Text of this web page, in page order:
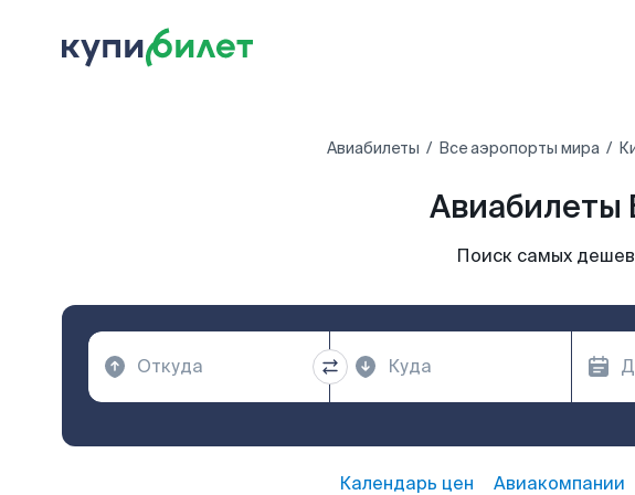
Авиабилеты Все аэропорты мира
Авиабилеты
Поиск самых
Календарь цен Авиакомпании